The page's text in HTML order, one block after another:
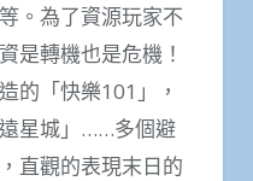
。為了資源玩家不
是轉機也是危機！
的「快樂101」，
星城」……多個避
直觀的表現末日的